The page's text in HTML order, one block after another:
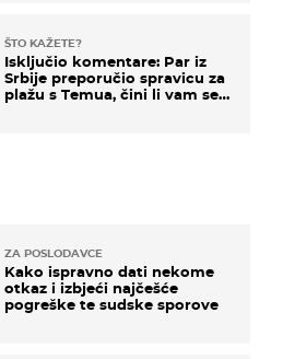
ŠTO KAŽETE?
Isključio komentare: Par iz
Srbije preporučio spravicu za
plažu s Temua, čini li vam se
ZA POSLODAVCE
Kako ispravno dati nekome
otkaz i izbjeći najčešće
pogreške te sudske sporove